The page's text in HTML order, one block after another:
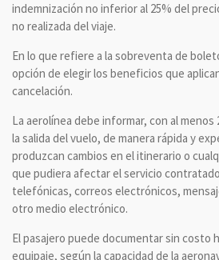
indemnización no inferior al 25% del
no realizada del viaje.
En lo que refiere a la sobreventa de
opción de elegir los beneficios que
cancelación.
La aerolínea debe informar, con al menos
la salida del vuelo, de manera rápida y
produzcan cambios en el itinerario o
que pudiera afectar el servicio
telefónicas, correos electrónicos,
otro medio electrónico.
El pasajero puede documentar sin costo
equipaje, según la capacidad de la